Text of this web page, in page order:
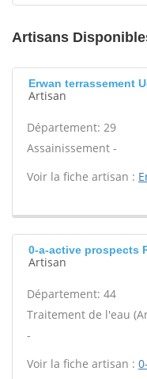
Artisans
Erwan terrassement
Artisan
Département: 29
Assainissement -
Voir la fiche artisan :
0-a-active prospects
Artisan
Département: 44
Traitement de l'eau
-
Voir la fiche artisan :